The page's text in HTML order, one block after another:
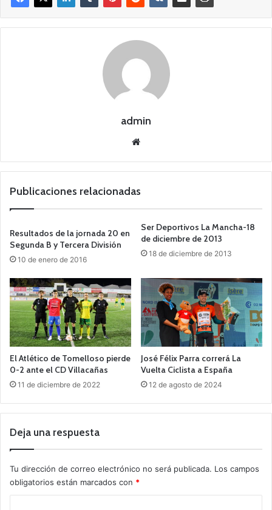
admin
we
Publicaciones relacionadas
Resultados de la jornada 20 en
Segunda B y Tercera División
10 de enero de 2016
Ser Deportivos La Mancha-18
de diciembre de 2013
18 de diciembre de 2013
El Atlético de Tomelloso pierde
0-2 ante el CD Villacañas
11 de diciembre de 2022
José Félix Parra correrá La
Vuelta Ciclista a España
12 de agosto de 2024
Deja una respuesta
Tu dirección de correo electrónico no será publicada. Los campos
obligatorios están marcados con *